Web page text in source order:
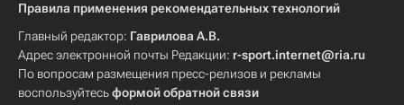
Правила применения рекомендательных технологий
Главный редактор: Гаврилова А.В.
Адрес электронной почты Редакции: r-sport.internet@ria.ru
По вопросам размещения пресс-релизов и рекламы
воспользуйтесьформой обратной связи